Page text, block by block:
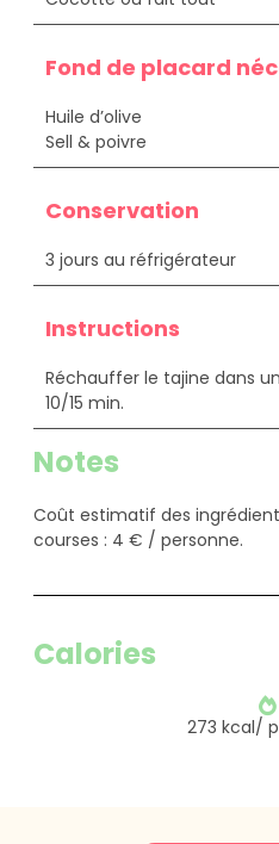
Fond de placard
Huile d’olive
Sell & poivre
Conservation
3 jours au réfrigérateur
Instructions
Réchauffer le tajine dans
10/15 min.
Notes
Coût estimatif des
courses : 4 € / personne.
Calories
273 kcal/